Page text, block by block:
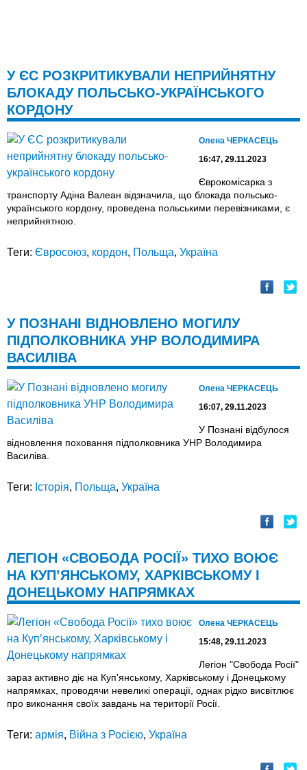
У ЄС РОЗКРИТИКУВАЛИ НЕПРИЙНЯТНУ
БЛОКАДУ ПОЛЬСЬКО-УКРАЇНСЬКОГО
КОРДОНУ
Олена ЧЕРКАСЕЦЬ
16:47, 29.11.2023
Єврокомісарка з
транспорту Адіна Валеан відзначила, що блокада польсько-
українського кордону, проведена польськими перевізниками, є
неприйнятною.
Теги: Євросоюз, кордон, Польща, Україна
У ПОЗНАНІ ВІДНОВЛЕНО МОГИЛУ
ПІДПОЛКОВНИКА УНР ВОЛОДИМИРА
ВАСИЛІВА
Олена ЧЕРКАСЕЦЬ
16:07, 29.11.2023
У Познані відбулося
відновлення поховання підполковника УНР Володимира
Василіва.
Теги: Історія, Польща, Україна
ЛЕГІОН «СВОБОДА РОСІЇ» ТИХО ВОЮЄ
НА КУП’ЯНСЬКОМУ, ХАРКІВСЬКОМУ І
ДОНЕЦЬКОМУ НАПРЯМКАХ
Олена ЧЕРКАСЕЦЬ
15:48, 29.11.2023
Легіон "Свобода Росії"
зараз активно діє на Куп'янському, Харківському і Донецькому
напрямках, проводячи невеликі операції, однак рідко висвітлює
про виконання своїх завдань на території Росії.
Теги: армія, Війна з Росією, Україна